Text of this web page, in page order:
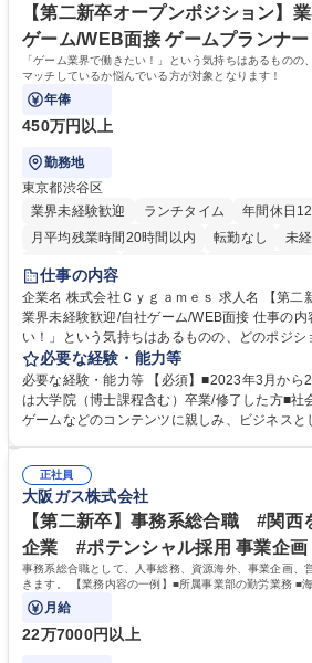
学歴・資格 学歴：大学院 大学 高専 短大 専修
一種運転免許普通自動車
【第二新卒オープンポジション】
ゲーム/WEB面接 ゲームプランナー
「ゲーム業界で働きたい！」という気持ちはあるものの
マッチしているか悩んでいる方が対象となります！
年俸
450万円以上
勤務地
東京都渋谷区
業界未経験歓迎
ランチタイム
年間休日
月平均残業時間20時間以内
転勤なし
未
住宅手当あり
交通費支給
土日祝休み 服装自由 昼食
食事補助あり
仕事の内容
企業名 株式会社Ｃｙｇａｍｅｓ 求人名 【第二新卒オープンポジション】
業界未経験歓迎/自社ゲーム/WEB面接 仕事の内容 「ゲーム業界で働きた
い！」という気持ちはあるものの、どのポジ
しているか悩んでいる方が対象となります！ 総合職（プランナー/データ
アナリストなど）、技術職（開発エンジニ ア/
ど）、デザイン職（デザイナー/イラストレ ー
ご希望と適正にマッチしたポジションをご案内
のご応募をお待ちしております。 募集職種 【第二新卒オープンポジショ
ン】業界未経験歓迎/自社ゲーム/WEB面接
必要な経験・能力等
必要な経験・能力等 【必須】■2023年3月から
は大学院（博士課程含む）卒業/修了した方■社
ゲームなどのコンテンツに親しみ、ビジネスとして興
正社員
大阪ガス株式会社
【第二新卒】事務系総合職 #関西
企業 #ポテンシャル採用 事業企画
事務系総合職として、人事総務、資源海外、事業企画、
きます。 【業務内容の一例】■所属事業部の勤労業務 ■
門の企画スタッフ、ルート営業
月給
22万7000円以上